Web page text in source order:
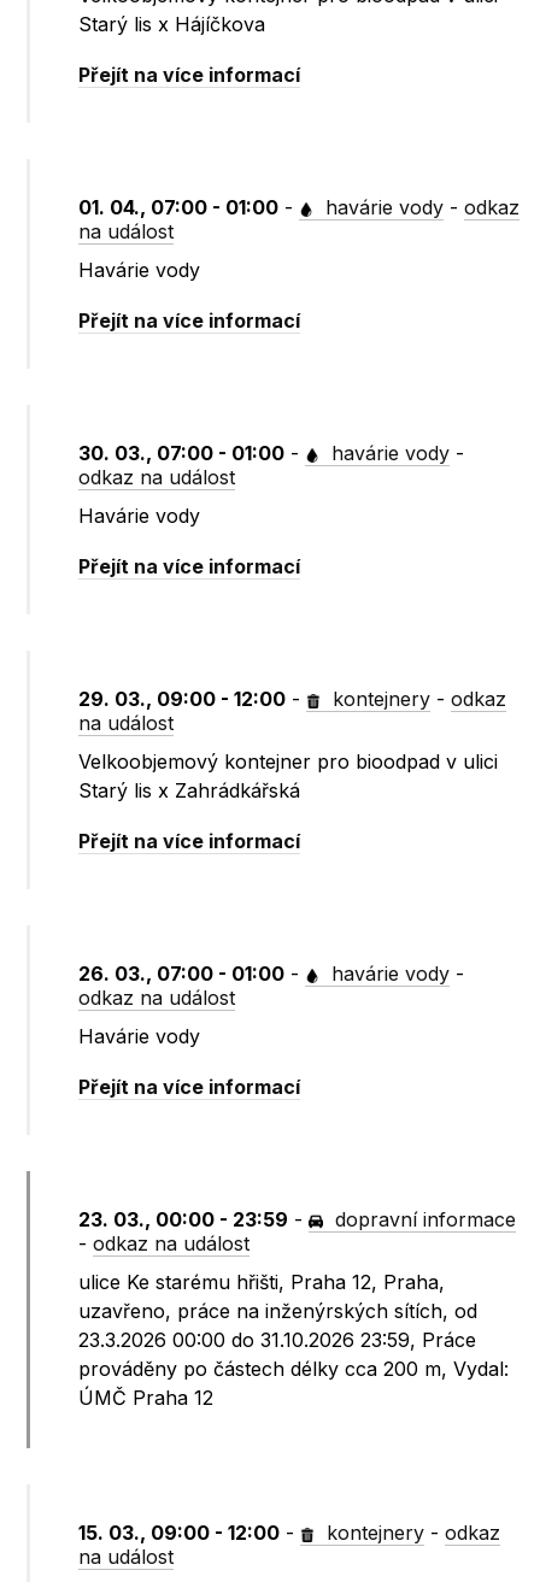
Starý lis x Hájíčkova
Přejít na více informací
01. 04., 07:00 - 01:00 - havárie vody -odkaz
na událost
Havárie vody
Přejít na více informací
30. 03., 07:00 - 01:00 - havárie vody -
odkaz na událost
Havárie vody
Přejít na více informací
29. 03., 09:00 - 12:00 - kontejnery -odkaz
na událost
Velkoobjemový kontejner pro bioodpad v ulici
Starý lis x Zahrádkářská
Přejít na více informací
26. 03., 07:00 - 01:00 - havárie vody -
odkaz na událost
Havárie vody
Přejít na více informací
23. 03., 00:00 - 23:59 -
dopravní informace
-odkaz na událost
ulice Ke starému hřišti, Praha 12, Praha,
uzavřeno, práce na inženýrských sítích, od
23.3.2026 00:00 do 31.10.2026 23:59, Práce
prováděny po částech délky cca 200 m, Vydal:
ÚMČ Praha 12
15. 03., 09:00 - 12:00 - kontejnery -odkaz
na událost